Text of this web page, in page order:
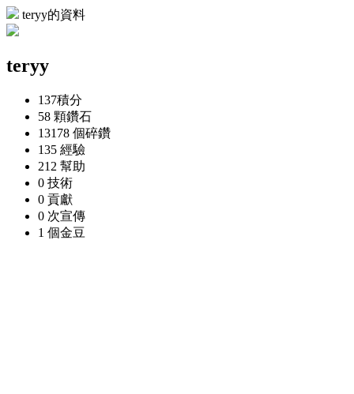
teryy的資料
teryy
137積分
58 顆鑽石
13178 個碎鑽
135 經驗
212 幫助
0 技術
0 貢獻
0 次宣傳
1 個金豆